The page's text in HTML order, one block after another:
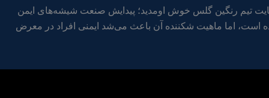
تیم رنگین گلس خوش اومدید؛ پیدایش صنعت شیشه‌های ایمن
است، اما ماهیت شکننده آن باعث می‌شد ایمنی افراد در معرض